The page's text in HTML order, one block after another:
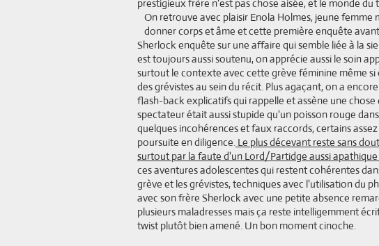
prestigieux frère n'est pas chose aisée, et le monde du
On retrouve avec plaisir Enola Holmes, jeune femme
donner corps et âme et cette première enquête
Sherlock enquête sur une affaire qui semble liée à la
est toujours aussi soutenu, on apprécie aussi le soin
surtout le contexte avec cette grève féminine même
des grévistes au sein du récit. Plus agaçant, on a
flash-back explicatifs qui rappelle et assène une
spectateur était aussi stupide qu'un poisson rouge
quelques incohérences et faux raccords, certains
poursuite en diligence. Le plus décevant reste sans
surtout par la faute d'un Lord/Partidge aussi
ces aventures adolescentes qui restent cohérentes
grève et les grévistes, techniques avec l'utilisation du
avec son frère Sherlock avec une petite absence
plusieurs maladresses mais ça reste intelligemment
twist plutôt bien amené. Un bon moment cinoche.